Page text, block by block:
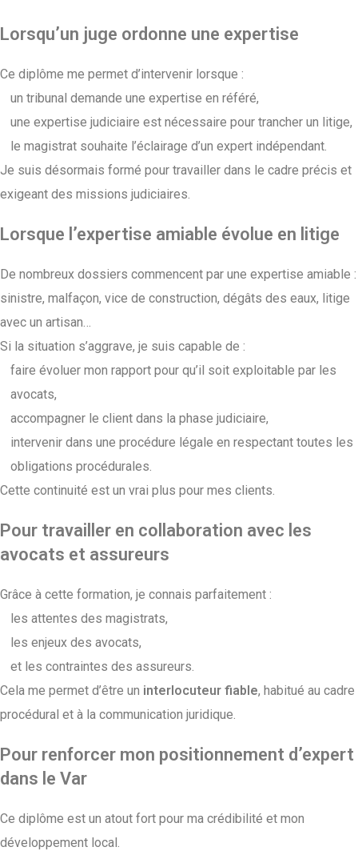
Lorsqu’un juge ordonne une expertise
Ce diplôme me permet d’intervenir lorsque :
un tribunal demande une expertise en référé,
une expertise judiciaire est nécessaire pour trancher un litige,
le magistrat souhaite l’éclairage d’un expert indépendant.
Je suis désormais formé pour travailler dans le cadre précis et
exigeant des missions judiciaires.
Lorsque l’expertise amiable évolue en litige
De nombreux dossiers commencent par une expertise amiable :
sinistre, malfaçon, vice de construction, dégâts des eaux, litige
avec un artisan…
Si la situation s’aggrave, je suis capable de :
faire évoluer mon rapport pour qu’il soit exploitable par les
avocats,
accompagner le client dans la phase judiciaire,
intervenir dans une procédure légale en respectant toutes les
obligations procédurales.
Cette continuité est un vrai plus pour mes clients.
Pour travailler en collaboration avec les
avocats et assureurs
Grâce à cette formation, je connais parfaitement :
les attentes des magistrats,
les enjeux des avocats,
et les contraintes des assureurs.
Cela me permet d’être un interlocuteur fiable, habitué au cadre
procédural et à la communication juridique.
Pour renforcer mon positionnement d’expert
dans le Var
Ce diplôme est un atout fort pour ma crédibilité et mon
développement local.